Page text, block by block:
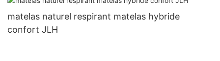
matelas naturel respirant matelas hybride
confort JLH